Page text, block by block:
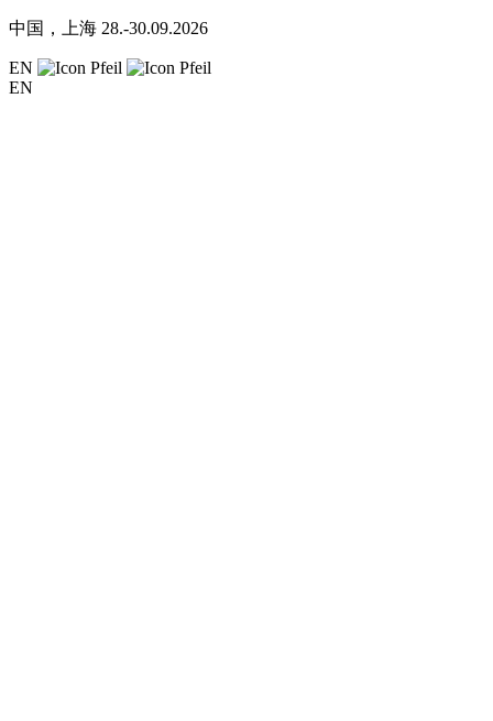
中国，上海 28.-30.09.2026
EN
EN